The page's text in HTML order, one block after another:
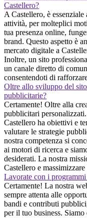
Castellero?
A Castellero, è
attività, per molteplici
tua presenza online,
brand. Questo aspetto è
mercato digitale a
Inoltre, un sito
un canale diretto di
consentendoti di
Oltre allo sviluppo del
pubblicitarie?
Certamente! Oltre alla
pubblicitari
Castellero ha obiettivi e
valutare le strategie
nostra competenza si
ai motori di ricerca e
desiderati. La nostra
Castellero e
Lavorate con i
Certamente! La nostra
sempre attenta alle
bandi e contributi
per il tuo business.